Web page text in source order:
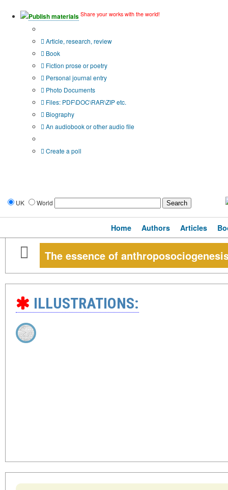
Publish materials Share your works with the world!
Article, research, review
Book
Fiction prose or poetry
Personal journal entry
Photo Documents
Files: PDF\DOC\RAR\ZIP etc.
Biography
An audiobook or other audio file
Create a poll
UK World
Home Authors Articles
The essence of
ILLUSTRATIONS: